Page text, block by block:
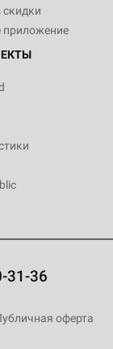
скидки
31-36
оферта